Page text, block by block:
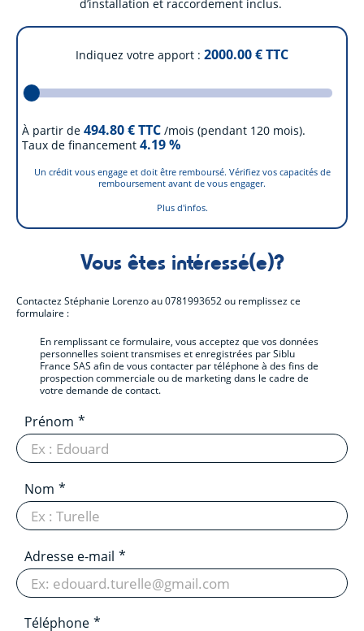
d’installation et raccordement inclus.
Indiquez votre apport 2000.00€ TTC
À partir de 494.80€ TTC /mois (pendant 120 mois).
Taux de financement 4.19%
Un crédit vous engage et doit être remboursé. Vérifiez vos capacités de
remboursement avant de vous engager.
Plus d'infos.
Vous êtes intéressé(e)?
ContactezStéphanie Lorenzoau0781993652ou remplissez ce
formulaire :
En remplissant ce formulaire, vous acceptez que vos données
personnelles soient transmises et enregistrées par Siblu
France SAS afin de vous contacter par téléphone à des fins de
prospection commerciale ou de marketing dans le cadre de
votre demande de contact.
Prénom
Nom
Adresse e-mail
Téléphone